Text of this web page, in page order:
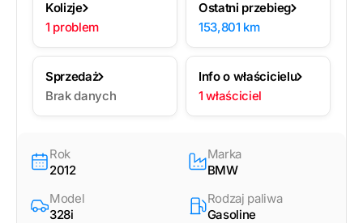
Kolizje
1 problem
Ostatni przebieg
153,801 km
Sprzedaż
Brak danych
Info o właścicielu
1 właściciel
Rok
2012
Marka
BMW
Model
328i
Rodzaj paliwa
Gasoline